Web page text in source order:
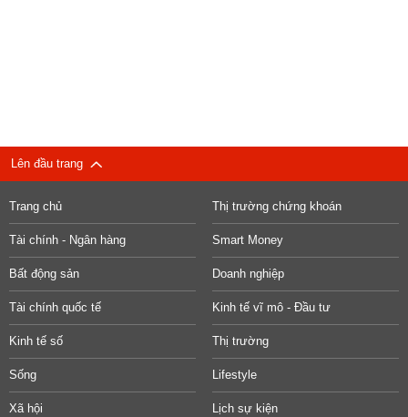
Lên đầu trang
Trang chủ Thị trường chứng khoán
Tài chính - Ngân hàng Smart Money
Bất động sản Doanh nghiệp
Tài chính quốc tế Kinh tế vĩ mô - Đầu tư
Kinh tế số Thị trường
Sống Lifestyle
Xã hội Lịch sự kiện